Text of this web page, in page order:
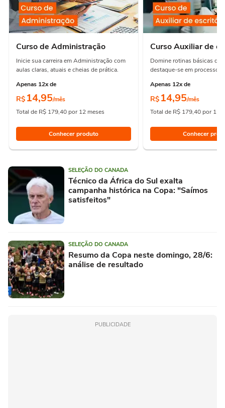
Curso de Administração
Inicie sua carreira em Administração com
aulas claras, atuais e cheias de prática.
Apenas 12x de
R$ 14,95/mês
Total de R$ 179,40 por 12 meses
Conhecer produto
Curso Auxiliar de
Domine rotinas básicas de
destaque-se em processos
Apenas 12x de
R$ 14,95/mês
Total de R$ 179,40 por 12
Conhecer
SELEÇÃO DO CANADA
Técnico da África do Sul exalta
campanha histórica na Copa: "Saímos
satisfeitos"
SELEÇÃO DO CANADA
Resumo da Copa neste domingo, 28/6:
análise de resultado
PUBLICIDADE